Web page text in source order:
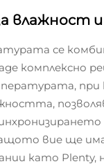
влажност
се
комплексно
вие ще
като